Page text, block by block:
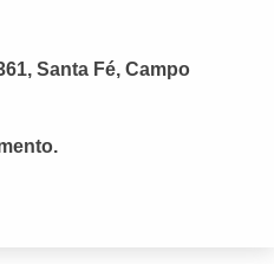
Santa Fé, Campo